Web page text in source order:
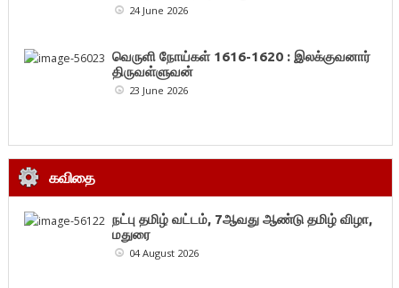
24 June 2026
வெருளி நோய்கள் 1616-1620 : இலக்குவனார்
திருவள்ளுவன்
23 June 2026
கவிதை
நட்பு தமிழ் வட்டம், 7ஆவது ஆண்டு தமிழ் விழா,
மதுரை
04 August 2026